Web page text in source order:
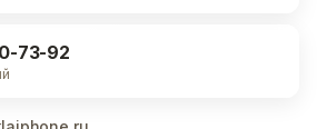
73-92